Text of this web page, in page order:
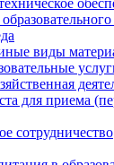
виды
для приема
сотрудничество